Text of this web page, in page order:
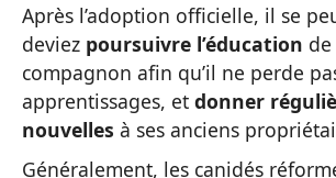
Après l’adoption officielle, il se
deviez poursuivre l’éducation
compagnon afin qu’il ne perde
apprentissages, et donner
nouvelles à ses anciens
Généralement, les canidés